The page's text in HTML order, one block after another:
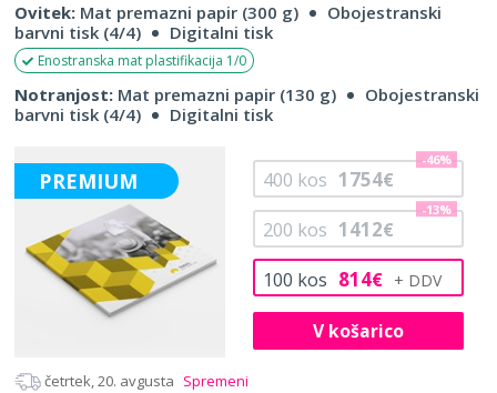
Ovitek: Mat premazni papir (300 g)
Obojestranski
barvni tisk (4/4)
Digitalni tisk
Enostranska mat plastifikacija 1/0
Notranjost: Mat premazni papir (130 g)
Obojestranski
barvni tisk (4/4)
Digitalni tisk
PREMIUM
100 kos 814€
200 kos 1412€
-13%
400 kos 1754€
-46%
V košarico
četrtek, 20. avgusta Spremeni